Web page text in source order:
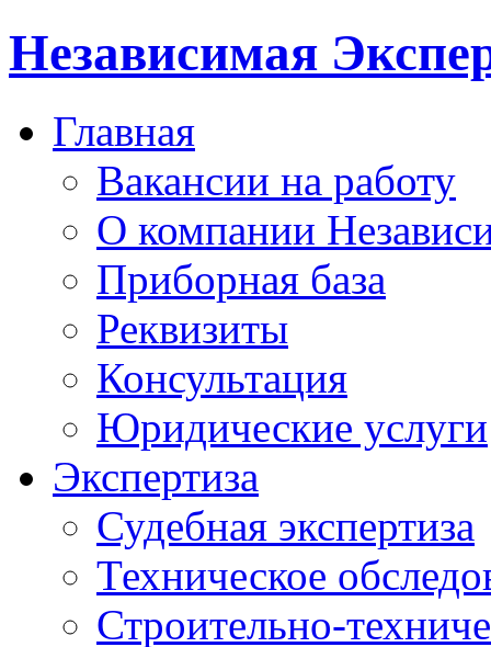
Независимая
Главная
Вакансии на работу
О компании
Приборная база
Реквизиты
Консультация
Юридические услуги
Экспертиза
Судебная экспертиза
Техническое
Строительно-